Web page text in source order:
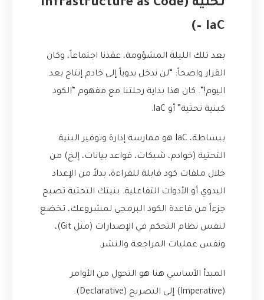
تحتية (Infrastructure as Code
– IaC)
بعد تلك الليلة المشؤومة، عقدنا اجتماعاً، وكان
القرار واضحاً: “لن ندخل يدوياً إلى خادم إنتاج بعد
اليوم!”. كان هذا بداية رحلتنا مع مفهوم “الكود
كبنية تحتية” أو IaC.
ببساطة، IaC هو ممارسة إدارة وتوفير البنية
التحتية (خوادم، شبكات، قواعد بيانات، إلخ) من
خلال ملفات كود قابلة للقراءة، بدلاً من الإعداد
اليدوي أو الأدوات التفاعلية. بنيتك التحتية تصبح
جزءاً من قاعدة الكود البرمجي لمشروعك، تخضع
لنفس نظام التحكم في الإصدارات (مثل Git)،
ونفس عمليات المراجعة والنشر.
المبدأ الأساسي هنا هو التحول من الأوامر
(Imperative) إلى التصريح (Declarative).